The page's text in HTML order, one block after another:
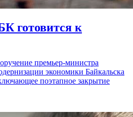
готовится к
премьер-министра
экономики Байкальска
поэтапное закрытие